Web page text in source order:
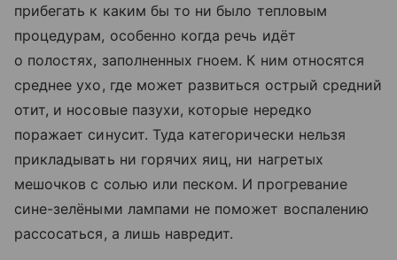
прибегать к каким бы то ни было тепловым
процедурам, особенно когда речь идёт
о полостях, заполненных гноем. К ним относятся
среднее ухо, где может развиться острый средний
отит, и носовые пазухи, которые нередко
поражает синусит. Туда категорически нель­зя
прикладывать ни горячих яиц, ни нагретых
мешочков с солью или песком. И прогревание
сине-зелёными лампами не поможет воспалению
рассосаться, а лишь навредит.